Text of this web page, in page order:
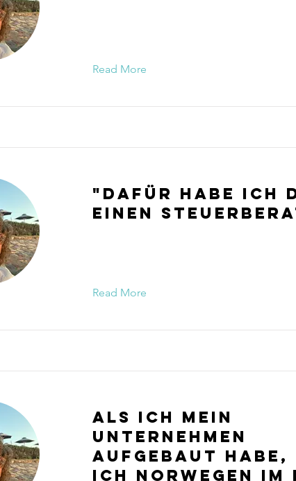
Read More
"Dafür habe ich
einen
Read More
Als ich mein
Unternehmen
aufgebaut
ich Norwegen im